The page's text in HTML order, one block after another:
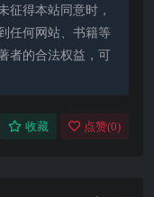
征得本站同意时，
任何网站、书籍等
者的合法权益，可
收藏 点赞(0)